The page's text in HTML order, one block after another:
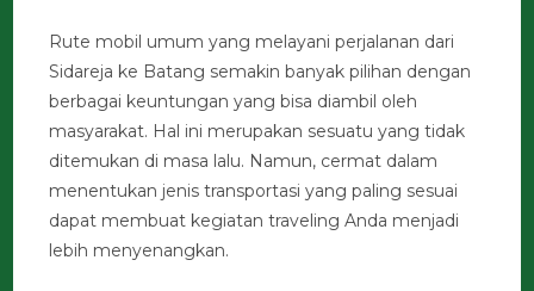
Rute mobil umum yang melayani perjalanan dari
Sidareja ke Batang semakin banyak pilihan dengan
berbagai keuntungan yang bisa diambil oleh
masyarakat. Hal ini merupakan sesuatu yang tidak
ditemukan di masa lalu. Namun, cermat dalam
menentukan jenis transportasi yang paling sesuai
dapat membuat kegiatan traveling Anda menjadi
lebih menyenangkan.